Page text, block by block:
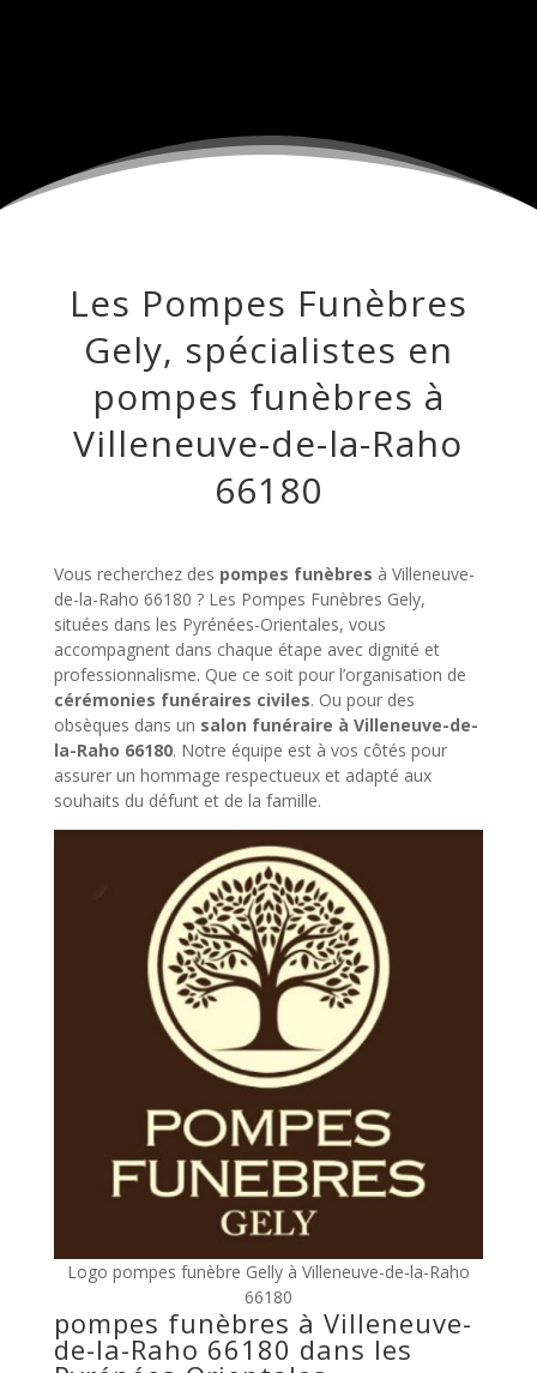
Les Pompes Funèbres
Gely, spécialistes en
pompes funèbres à
Villeneuve-de-la-Raho
66180
Vous recherchez des pompes funèbres à Villeneuve-
de-la-Raho 66180 ? Les Pompes Funèbres Gely,
situées dans les Pyrénées-Orientales, vous
accompagnent dans chaque étape avec dignité et
professionnalisme. Que ce soit pour l’organisation de
cérémonies funéraires civiles. Ou pour des
obsèques dans un salon funéraire à Villeneuve-de-
la-Raho 66180. Notre équipe est à vos côtés pour
assurer un hommage respectueux et adapté aux
souhaits du défunt et de la famille.
Logo pompes funèbre Gelly à Villeneuve-de-la-Raho
66180
pompes funèbres à Villeneuve-
de-la-Raho 66180 dans les